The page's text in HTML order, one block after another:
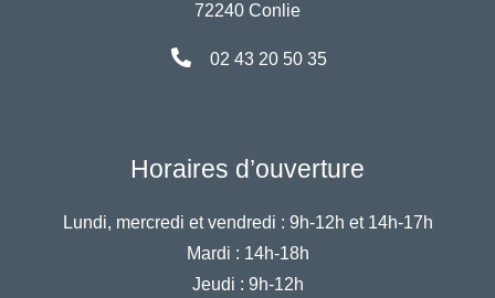
72240 Conlie
02 43 20 50 35
Horaires d’ouverture
Lundi, mercredi et vendredi : 9h-12h et 14h-17h
Mardi : 14h-18h
Jeudi : 9h-12h